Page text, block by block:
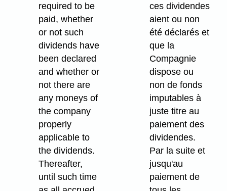
required to be
paid, whether
or not such
dividends have
been declared
and whether or
not there are
any moneys of
the company
properly
applicable to
the dividends.
Thereafter,
until such time
ces dividendes
aient ou non
été déclarés et
que la
Compagnie
dispose ou
non de fonds
imputables à
juste titre au
paiement des
dividendes.
Par la suite et
jusqu'au
paiement de